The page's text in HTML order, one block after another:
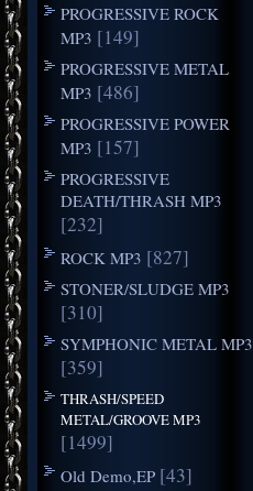
PROGRESSIVE ROCK
MP3 [149]
PROGRESSIVE METAL
MP3 [486]
PROGRESSIVE POWER
MP3 [157]
PROGRESSIVE
DEATH/THRASH MP3
[232]
ROCK MP3 [827]
STONER/SLUDGE MP3
[310]
SYMPHONIC METAL MP3
[359]
THRASH/SPEED
METAL/GROOVE MP3
[1499]
Old Demo,EP [43]